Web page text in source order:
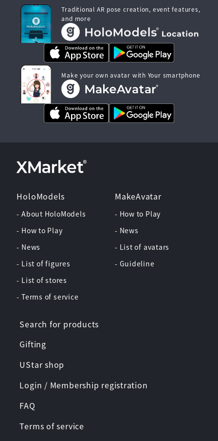
Traditional AR pose creation, event features,
and more
Make your own avatar with Your smartphone
HoloModels
- About HoloModels
- How to Play
- News
- List of figures
- List of stores
- Terms of service
MakeAvatar
- How to Play
- News
- List of avatars
- Guideline
Search for products
Gifting
UStar shop
Login / Membership registration
FAQ
Terms of service